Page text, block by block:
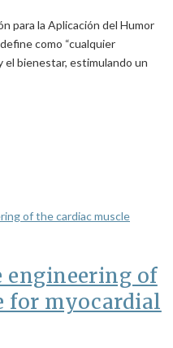
para la Aplicación del Humor
como “cualquier
el bienestar, estimulando un
engineering of
for myocardial